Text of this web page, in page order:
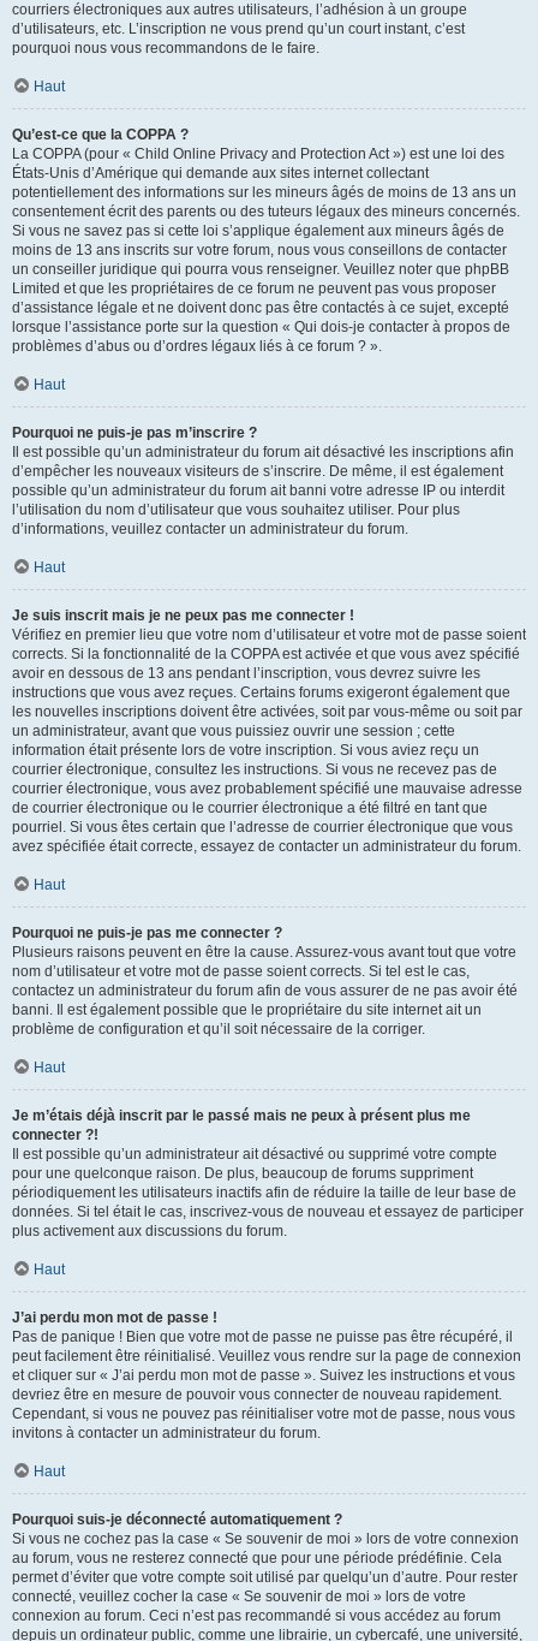
courriers électroniques aux autres utilisateurs, l’adhésion à un groupe
d’utilisateurs, etc. L’inscription ne vous prend qu’un court instant, c’est
pourquoi nous vous recommandons de le faire.
Haut
Qu’est-ce que la COPPA ?
La COPPA (pour « Child Online Privacy and Protection Act ») est une loi des
États-Unis d’Amérique qui demande aux sites internet collectant
potentiellement des informations sur les mineurs âgés de moins de 13 ans un
consentement écrit des parents ou des tuteurs légaux des mineurs concernés.
Si vous ne savez pas si cette loi s’applique également aux mineurs âgés de
moins de 13 ans inscrits sur votre forum, nous vous conseillons de contacter
un conseiller juridique qui pourra vous renseigner. Veuillez noter que phpBB
Limited et que les propriétaires de ce forum ne peuvent pas vous proposer
d’assistance légale et ne doivent donc pas être contactés à ce sujet, excepté
lorsque l’assistance porte sur la question « Qui dois-je contacter à propos de
problèmes d’abus ou d’ordres légaux liés à ce forum ? ».
Haut
Pourquoi ne puis-je pas m’inscrire ?
Il est possible qu’un administrateur du forum ait désactivé les inscriptions afin
d’empêcher les nouveaux visiteurs de s’inscrire. De même, il est également
possible qu’un administrateur du forum ait banni votre adresse IP ou interdit
l’utilisation du nom d’utilisateur que vous souhaitez utiliser. Pour plus
d’informations, veuillez contacter un administrateur du forum.
Haut
Je suis inscrit mais je ne peux pas me connecter !
Vérifiez en premier lieu que votre nom d’utilisateur et votre mot de passe soient
corrects. Si la fonctionnalité de la COPPA est activée et que vous avez spécifié
avoir en dessous de 13 ans pendant l’inscription, vous devrez suivre les
instructions que vous avez reçues. Certains forums exigeront également que
les nouvelles inscriptions doivent être activées, soit par vous-même ou soit par
un administrateur, avant que vous puissiez ouvrir une session ; cette
information était présente lors de votre inscription. Si vous aviez reçu un
courrier électronique, consultez les instructions. Si vous ne recevez pas de
courrier électronique, vous avez probablement spécifié une mauvaise adresse
de courrier électronique ou le courrier électronique a été filtré en tant que
pourriel. Si vous êtes certain que l’adresse de courrier électronique que vous
avez spécifiée était correcte, essayez de contacter un administrateur du forum.
Haut
Pourquoi ne puis-je pas me connecter ?
Plusieurs raisons peuvent en être la cause. Assurez-vous avant tout que votre
nom d’utilisateur et votre mot de passe soient corrects. Si tel est le cas,
contactez un administrateur du forum afin de vous assurer de ne pas avoir été
banni. Il est également possible que le propriétaire du site internet ait un
problème de configuration et qu’il soit nécessaire de la corriger.
Haut
Je m’étais déjà inscrit par le passé mais ne peux à présent plus me
connecter ?!
Il est possible qu’un administrateur ait désactivé ou supprimé votre compte
pour une quelconque raison. De plus, beaucoup de forums suppriment
périodiquement les utilisateurs inactifs afin de réduire la taille de leur base de
données. Si tel était le cas, inscrivez-vous de nouveau et essayez de participer
plus activement aux discussions du forum.
Haut
J’ai perdu mon mot de passe !
Pas de panique ! Bien que votre mot de passe ne puisse pas être récupéré, il
peut facilement être réinitialisé. Veuillez vous rendre sur la page de connexion
et cliquer sur « J’ai perdu mon mot de passe ». Suivez les instructions et vous
devriez être en mesure de pouvoir vous connecter de nouveau rapidement.
Cependant, si vous ne pouvez pas réinitialiser votre mot de passe, nous vous
invitons à contacter un administrateur du forum.
Haut
Pourquoi suis-je déconnecté automatiquement ?
Si vous ne cochez pas la case « Se souvenir de moi » lors de votre connexion
au forum, vous ne resterez connecté que pour une période prédéfinie. Cela
permet d’éviter que votre compte soit utilisé par quelqu’un d’autre. Pour rester
connecté, veuillez cocher la case « Se souvenir de moi » lors de votre
connexion au forum. Ceci n’est pas recommandé si vous accédez au forum
depuis un ordinateur public, comme une librairie, un cybercafé, une université,